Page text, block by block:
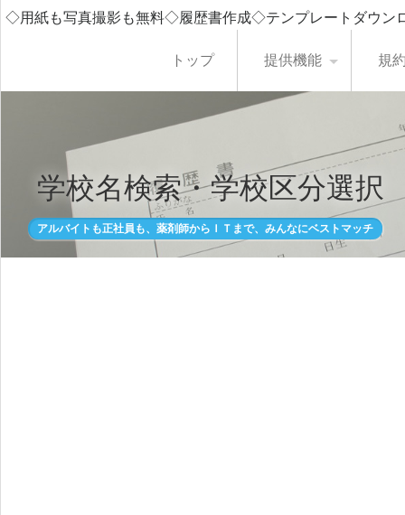
◇用紙も写真撮影も無料◇履歴書作成◇テンプレートダウ
トップ 提供機能 規
学校名検索・学校区分選択
アルバイトも正社員も、薬剤師からＩＴまで、みんなにベストマッチ